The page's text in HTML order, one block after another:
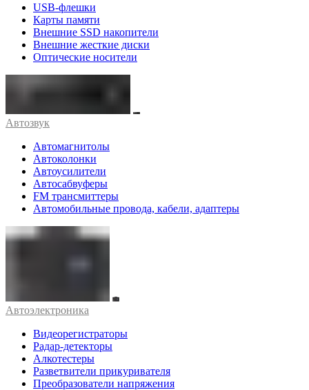
USB-флешки
Карты памяти
Внешние SSD накопители
Внешние жесткие диски
Оптические носители
Автозвук
Автомагнитолы
Автоколонки
Автоусилители
Автосабвуферы
FM трансмиттеры
Автомобильные провода, кабели, адаптеры
Автоэлектроника
Видеорегистраторы
Радар-детекторы
Алкотестеры
Разветвители прикуривателя
Преобразователи напряжения